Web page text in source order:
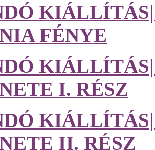
KIÁLLÍTÁS|
FÉNYE
I. RÉSZ
II. RÉSZ